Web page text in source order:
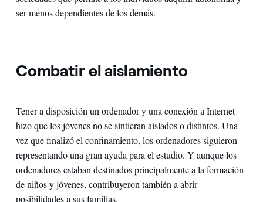
ser menos dependientes de los demás.
Combatir el aislamiento
Tener a disposición un ordenador y una conexión a Internet
hizo que los jóvenes no se sintieran aislados o distintos. Una
vez que finalizó el confinamiento, los ordenadores siguieron
representando una gran ayuda para el estudio. Y aunque los
ordenadores estaban destinados principalmente a la formación
de niños y jóvenes, contribuyeron también a abrir
posibilidades a sus familias.